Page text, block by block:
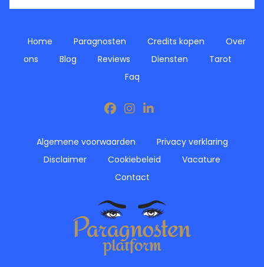
Home Paragnosten Credits kopen
Over
ons
Blog Reviews Diensten
Tarot
Faq
Algemene voorwaarden
Privacy verklaring
Disclaimer
Cookiebeleid
Vacature
Contact